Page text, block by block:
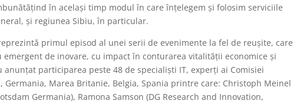
în același timp modul în care înțelegem și folosim serviciile
și regiunea Sibiu, în particular.
primul episod al unei serii de evenimente la fel de reușite, care
de inovare, cu impact în conturarea vitalității economice și
participarea peste 48 de specialiști IT, experți ai Comisiei
Germania, Marea Britanie, Belgia, Spania printre care: Christoph Meinel
Germania), Ramona Samson (DG Research and Innovation,